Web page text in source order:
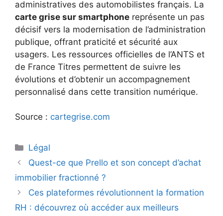
administratives des automobilistes français. La
carte grise sur smartphone représente un pas
décisif vers la modernisation de l’administration
publique, offrant praticité et sécurité aux
usagers. Les ressources officielles de l’ANTS et
de France Titres permettent de suivre les
évolutions et d’obtenir un accompagnement
personnalisé dans cette transition numérique.
Source : cartegrise.com
Catégories
Légal
Quest-ce que Prello et son concept d’achat
immobilier fractionné ?
Ces plateformes révolutionnent la formation
RH : découvrez où accéder aux meilleurs